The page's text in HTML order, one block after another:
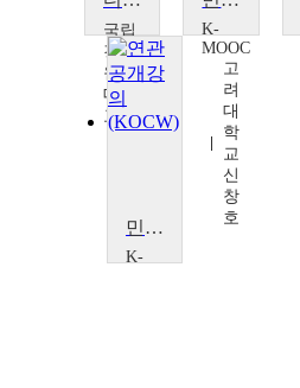
국립
강릉
원주
대학
교
K-
MOOC
고
려
대
학
교
신
창
호
민주 시민의식을 위한 동양 고전의 프리즘
K-